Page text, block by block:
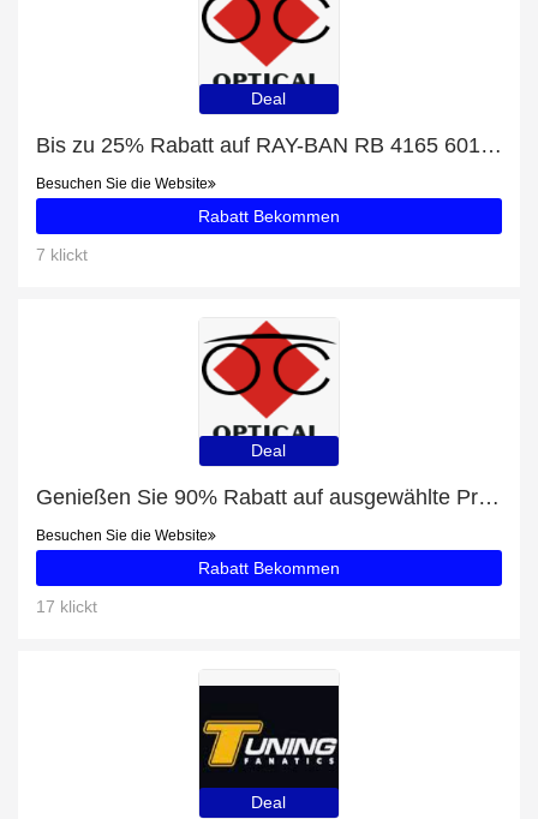
Deal
Bis zu 25% Rabatt auf RAY-BAN RB 4165 601/71 Justin Classic 55/16 + zusätzliche 83-Rabatte
Besuchen Sie die Website
Rabatt Bekommen
7 klickt
Deal
Genießen Sie 90% Rabatt auf ausgewählte Produkte
Besuchen Sie die Website
Rabatt Bekommen
17 klickt
Deal